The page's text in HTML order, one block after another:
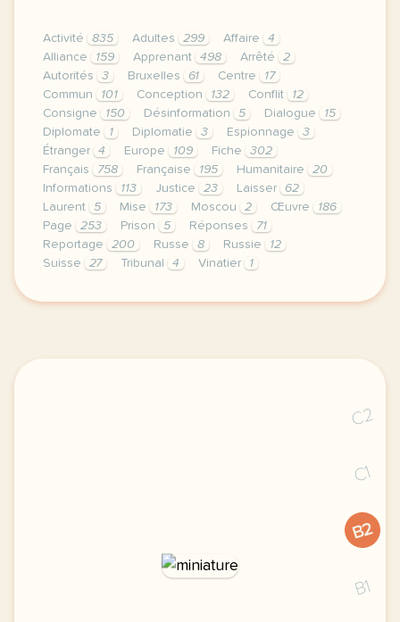
Activité 835 Adultes 299 Affaire
4
Alliance
159 Apprenant 498 Arrêté
2
Autorités
3 Bruxelles 61 Centre
17
Commun
101 Conception 132 Conflit
12
Consigne
150 Désinformation 5 Dialogue
15
Diplomate
1 Diplomatie 3 Espionnage
3
Étranger
4 Europe 109 Fiche
302
Français
758 Française 195 Humanitaire
20
Informations
113 Justice 23 Laisser
62
Laurent
5 Mise 173 Moscou 2 Œuvre
186
Page
253 Prison 5 Réponses
71
Reportage
200 Russe 8 Russie
12
Suisse
27 Tribunal 4 Vinatier 1
le respect de votre vie privee est une priorite
C2
C1
B2
B1